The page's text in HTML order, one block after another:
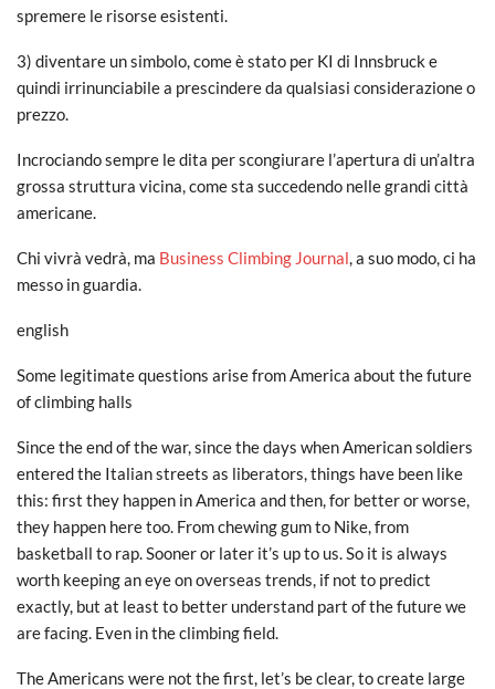
spremere le risorse esistenti.
3) diventare un simbolo, come è stato per KI di Innsbruck e
quindi irrinunciabile a prescindere da qualsiasi considerazione o
prezzo.
Incrociando sempre le dita per scongiurare l’apertura di un’altra
grossa struttura vicina, come sta succedendo nelle grandi città
americane.
Chi vivrà vedrà, ma Business Climbing Journal, a suo modo, ci ha
messo in guardia.
english
Some legitimate questions arise from America about the future
of climbing halls
Since the end of the war, since the days when American soldiers
entered the Italian streets as liberators, things have been like
this: first they happen in America and then, for better or worse,
they happen here too. From chewing gum to Nike, from
basketball to rap. Sooner or later it’s up to us. So it is always
worth keeping an eye on overseas trends, if not to predict
exactly, but at least to better understand part of the future we
are facing. Even in the climbing field.
The Americans were not the first, let’s be clear, to create large